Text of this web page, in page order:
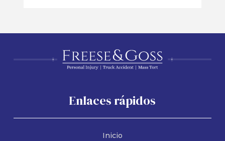
Enlaces rápidos
Inicio